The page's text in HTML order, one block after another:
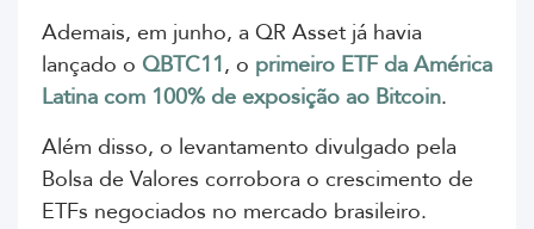
Ademais, em junho, a QR Asset já havia
lançado o QBTC11, o primeiro ETF da América
Latina com 100% de exposição ao Bitcoin.
Além disso, o levantamento divulgado pela
Bolsa de Valores corrobora o crescimento de
ETFs negociados no mercado brasileiro.